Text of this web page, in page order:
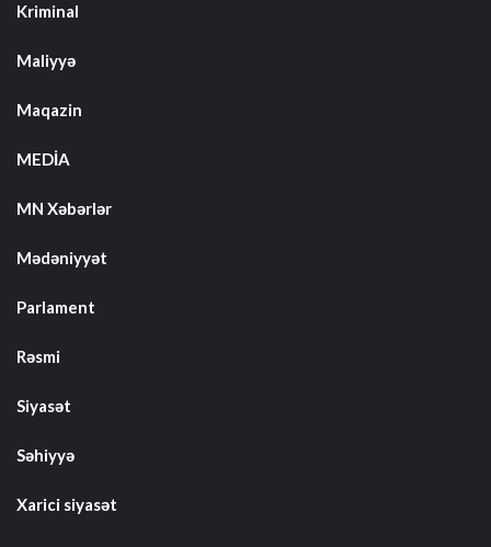
Kriminal
Maliyyə
Maqazin
MEDİA
MN Xəbərlər
Mədəniyyət
Parlament
Rəsmi
Siyasət
Səhiyyə
Xarici siyasət